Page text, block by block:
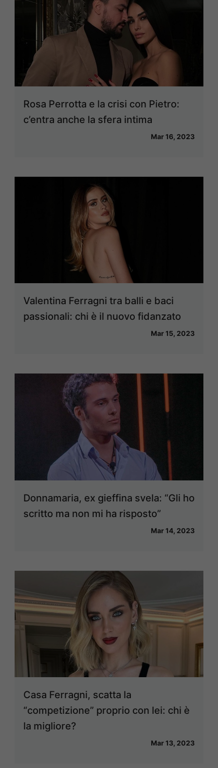
Rosa Perrotta e la crisi con Pietro:
c’entra anche la sfera intima
Mar 16, 2023
Valentina Ferragni tra balli e baci
passionali: chi è il nuovo fidanzato
Mar 15, 2023
Donnamaria, ex gieffina svela: “Gli ho
scritto ma non mi ha risposto”
Mar 14, 2023
Casa Ferragni, scatta la
“competizione” proprio con lei: chi è
la migliore?
Mar 13, 2023